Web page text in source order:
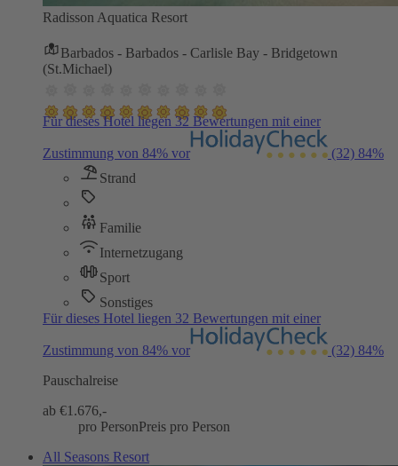
Radisson Aquatica Resort
Barbados - Barbados - Carlisle Bay - Bridgetown
(St.Michael)
Für dieses Hotel liegen 32 Bewertungen mit einer
Zustimmung von 84% vor (32) 84%
Strand
Familie
Internetzugang
Sport
Sonstiges
Für dieses Hotel liegen 32 Bewertungen mit einer
Zustimmung von 84% vor (32) 84%
Pauschalreise
ab €1.676,-
pro PersonPreis pro Person
All Seasons Resort